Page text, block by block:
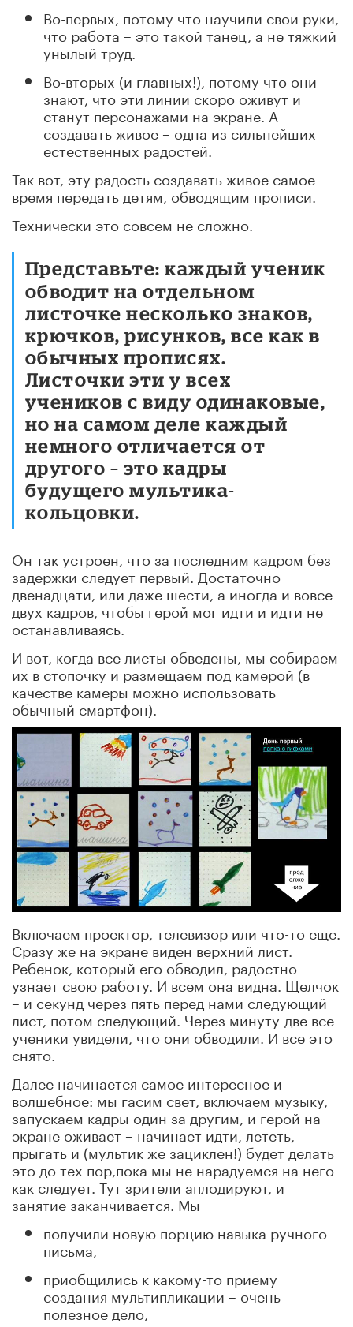
Во-первых, потому что научили свои руки,
что работа – это такой танец, а не тяжкий
унылый труд.
Во-вторых (и главных!), потому что они
знают, что эти линии скоро оживут и
станут персонажами на экране. А
создавать живое – одна из сильнейших
естественных радостей.
Так вот, эту радость создавать живое самое
время передать детям, обводящим прописи.
Технически это совсем не сложно.
Представьте: каждый ученик
обводит на отдельном
листочке несколько знаков,
крючков, рисунков, все как в
обычных прописях.
Листочки эти у всех
учеников с виду одинаковые,
но на самом деле каждый
немного отличается от
другого – это кадры
будущего мультика-
кольцовки.
Он так устроен, что за последним кадром без
задержки следует первый. Достаточно
двенадцати, или даже шести, а иногда и вовсе
двух кадров, чтобы герой мог идти и идти не
останавливаясь.
И вот, когда все листы обведены, мы собираем
их в стопочку и размещаем под камерой (в
качестве камеры можно использовать
обычный смартфон).
Включаем проектор, телевизор или что-то еще.
Сразу же на экране виден верхний лист.
Ребенок, который его обводил, радостно
узнает свою работу. И всем она видна. Щелчок
– и секунд через пять перед нами следующий
лист, потом следующий. Через минуту-две все
ученики увидели, что они обводили. И все это
снято.
Далее начинается самое интересное и
волшебное: мы гасим свет, включаем музыку,
запускаем кадры один за другим, и герой на
экране оживает – начинает идти, лететь,
прыгать и (мультик же зациклен!) будет делать
это до тех пор,пока мы не нарадуемся на него
как следует. Тут зрители аплодируют, и
занятие заканчивается. Мы
получили новую порцию навыка ручного
письма,
приобщились к какому-то приему
создания мультипликации – очень
полезное дело,